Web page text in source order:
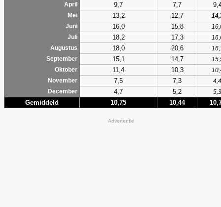
April 9,7 7,7
Mei 13,2 12,7
Juni
16,0 15,8
Juli
18,2 17,3
Augustus
18,0 20,6
September
15,1 14,7
Oktober
11,4 10,3
November
7,5 7,3
4,4
December
4,7 5,2 5,3
Gemiddeld 10,75 10,44
Advertentie